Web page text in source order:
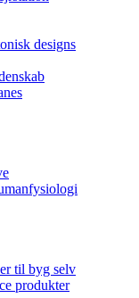
designs
til byg selv
produkter